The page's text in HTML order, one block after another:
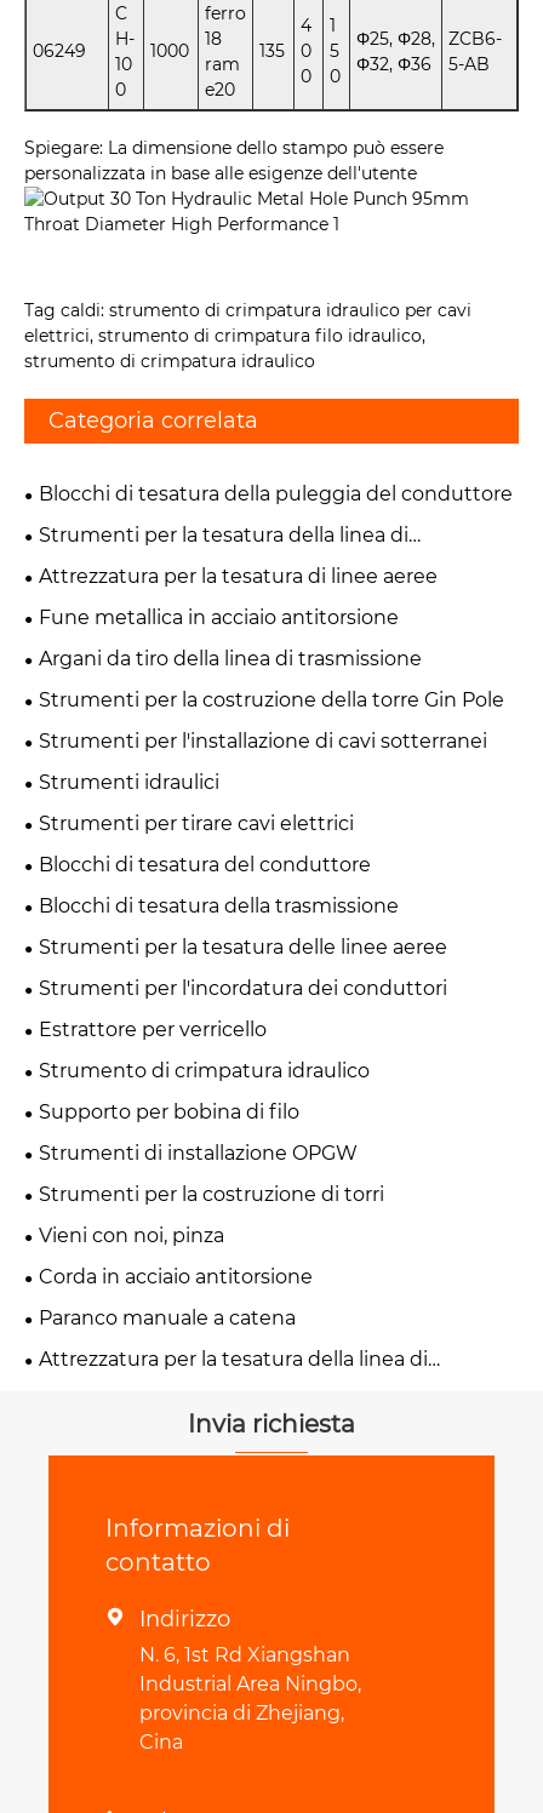
06249
C
H-
10
0
1000
ferro
18
ram
e20
135
4
0
0
1
5
0
Φ25, Φ28,
Φ32, Φ36
ZCB6-
5-AB
Spiegare: La dimensione dello stampo può essere
personalizzata in base alle esigenze dell'utente
Tag caldi: strumento di crimpatura idraulico per cavi
elettrici, strumento di crimpatura filo idraulico,
strumento di crimpatura idraulico
Categoria correlata
Blocchi di tesatura della puleggia del conduttore
Strumenti per la tesatura della linea di
trasmissione
Attrezzatura per la tesatura di linee aeree
Fune metallica in acciaio antitorsione
Argani da tiro della linea di trasmissione
Strumenti per la costruzione della torre Gin Pole
Strumenti per l'installazione di cavi sotterranei
Strumenti idraulici
Strumenti per tirare cavi elettrici
Blocchi di tesatura del conduttore
Blocchi di tesatura della trasmissione
Strumenti per la tesatura delle linee aeree
Strumenti per l'incordatura dei conduttori
Estrattore per verricello
Strumento di crimpatura idraulico
Supporto per bobina di filo
Strumenti di installazione OPGW
Strumenti per la costruzione di torri
Vieni con noi, pinza
Corda in acciaio antitorsione
Paranco manuale a catena
Attrezzatura per la tesatura della linea di
Invia richiesta
Informazioni di
contatto
 Indirizzo
N. 6, 1st Rd Xiangshan
Industrial Area Ningbo,
provincia di Zhejiang,
Cina